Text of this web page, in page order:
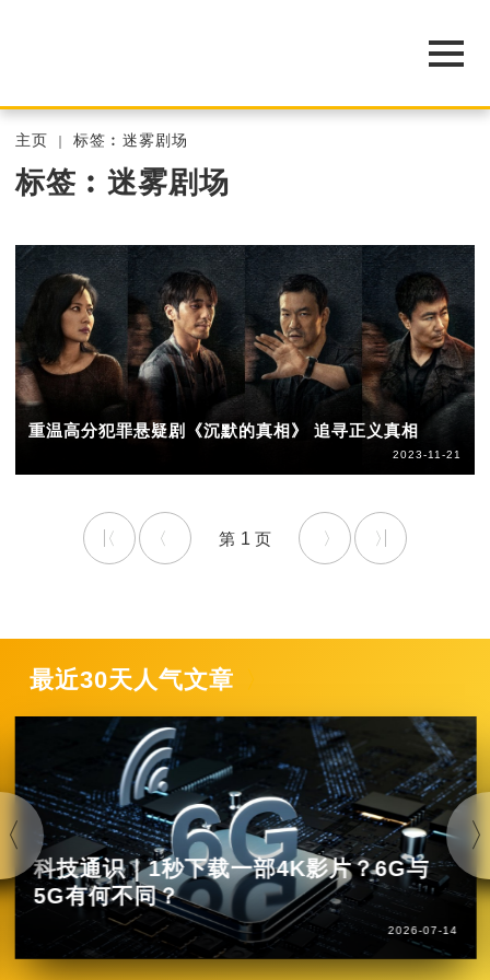
主页 标签︰迷雾剧场
标签︰迷雾剧场
重温高分犯罪悬疑剧《沉默的真相》 追寻正义真相
2023-11-21
1
最近30天人气文章
科技通识｜1秒下载一部4K影片？6G与
5G有何不同？
2026-07-14